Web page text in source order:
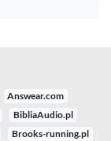
Answear.com
BibliaAudio.pl
Brooks-running.pl